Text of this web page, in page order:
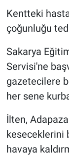
Kentteki
çoğunluğu
Sakarya
Servisi'ne
gazetecilere
her sene
İlten,
keseceklerini
havaya
İlan
Ne demişti
Nedir